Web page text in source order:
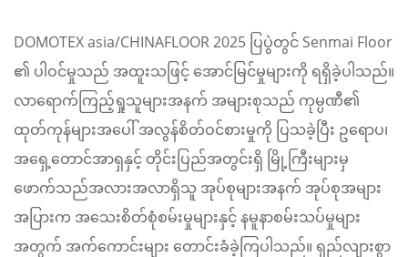
DOMOTEX asia/CHINAFLOOR 2025 ပြပွဲတွင် Senmai Floor
၏ ပါဝင်မှုသည် အထူးသဖြင့် အောင်မြင်မှုများကို ရရှိခဲ့ပါသည်။
လာရောက်ကြည့်ရှုသူများအနက် အများစုသည် ကုမ္ပဏီ၏
ထုတ်ကုန်များအပေါ် အလွန်စိတ်ဝင်စားမှုကို ပြသခဲ့ပြီး ဥရောပ၊
အရှေ့တောင်အာရှနှင့် တိုင်းပြည်အတွင်းရှိ မြို့ကြီးများမှ
ဖောက်သည်အလားအလာရှိသူ အုပ်စုများအနက် အုပ်စုအများ
အပြားက အသေးစိတ်စုံစမ်းမှုများနှင့် နမူနာစမ်းသပ်မှုများ
အတွက် အက်ကောင်းများ တောင်းခံခဲ့ကြပါသည်။ ရှည်လျားစွာ